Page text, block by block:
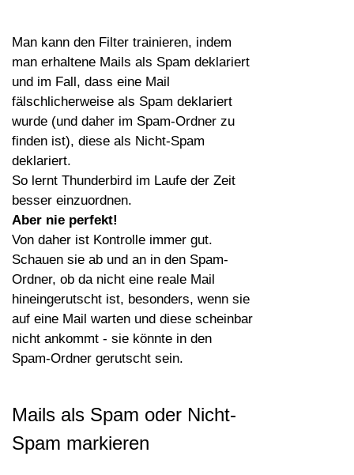
Man kann den Filter trainieren, indem
man erhaltene Mails als Spam deklariert
und im Fall, dass eine Mail
fälschlicherweise als Spam deklariert
wurde (und daher im Spam-Ordner zu
finden ist), diese als Nicht-Spam
deklariert.
So lernt Thunderbird im Laufe der Zeit
besser einzuordnen.
Aber nie perfekt!
Von daher ist Kontrolle immer gut.
Schauen sie ab und an in den Spam-
Ordner, ob da nicht eine reale Mail
hineingerutscht ist, besonders, wenn sie
auf eine Mail warten und diese scheinbar
nicht ankommt - sie könnte in den
Spam-Ordner gerutscht sein.
Mails als Spam oder Nicht-
Spam markieren